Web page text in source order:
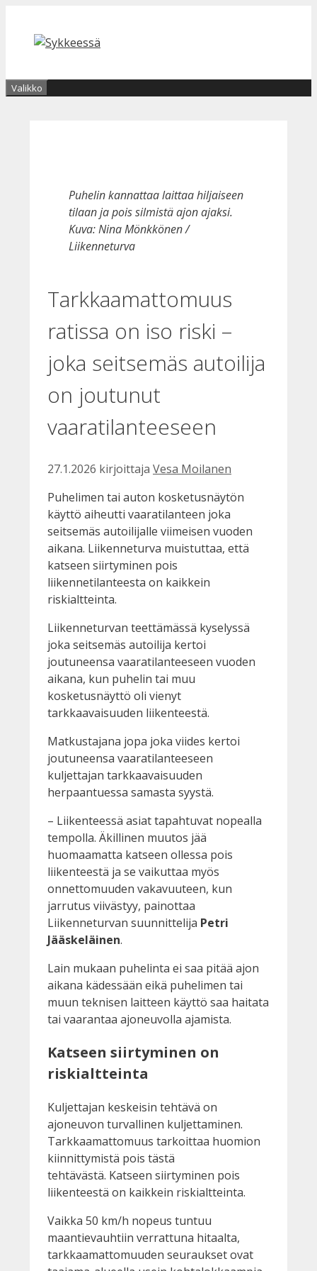
sisältöön
Valikko
Puhelin kannattaa laittaa hiljaiseen
tilaan ja pois silmistä ajon ajaksi.
Kuva: Nina Mönkkönen /
Liikenneturva
Tarkkaamattomuus
ratissa on iso riski –
joka seitsemäs autoilija
on joutunut
vaaratilanteeseen
27.1.2026 kirjoittaja Vesa Moilanen
Puhelimen tai auton kosketusnäytön
käyttö aiheutti vaaratilanteen joka
seitsemäs autoilijalle viimeisen vuoden
aikana. Liikenneturva muistuttaa, että
katseen siirtyminen pois
liikennetilanteesta on kaikkein
riskialtteinta.
Liikenneturvan teettämässä kyselyssä
joka seitsemäs autoilija kertoi
joutuneensa vaaratilanteeseen vuoden
aikana, kun puhelin tai muu
kosketusnäyttö oli vienyt
tarkkaavaisuuden liikenteestä.
Matkustajana jopa joka viides kertoi
joutuneensa vaaratilanteeseen
kuljettajan tarkkaavaisuuden
herpaantuessa samasta syystä.
– Liikenteessä asiat tapahtuvat nopealla
tempolla. Äkillinen muutos jää
huomaamatta katseen ollessa pois
liikenteestä ja se vaikuttaa myös
onnettomuuden vakavuuteen, kun
jarrutus viivästyy, painottaa
Liikenneturvan suunnittelija Petri
Jääskeläinen.
Lain mukaan puhelinta ei saa pitää ajon
aikana kädessään eikä puhelimen tai
muun teknisen laitteen käyttö saa haitata
tai vaarantaa ajoneuvolla ajamista.
Katseen siirtyminen on
riskialtteinta
Kuljettajan keskeisin tehtävä on
ajoneuvon turvallinen kuljettaminen.
Tarkkaamattomuus tarkoittaa huomion
kiinnittymistä pois tästä
tehtävästä. Katseen siirtyminen pois
liikenteestä on kaikkein riskialtteinta.
Vaikka 50 km/h nopeus tuntuu
maantievauhtiin verrattuna hitaalta,
tarkkaamattomuuden seuraukset ovat